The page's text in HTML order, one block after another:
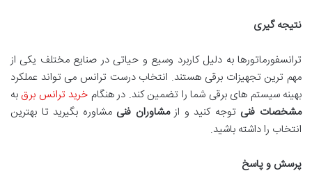
نتیجه گیری
ترانسفورماتورها به دلیل کاربرد وسیع و حیاتی در صنایع مختلف یکی از
مهم ترین تجهیزات برقی هستند. انتخاب درست ترانس می تواند عملکرد
بهینه سیستم های برقی شما را تضمین کند. در هنگام خرید ترانس برق به
مشخصات فنی توجه کنید و ازمشاوران فنی مشاوره بگیرید تا بهترین
انتخاب را داشته باشید.
پرسش و پاسخ